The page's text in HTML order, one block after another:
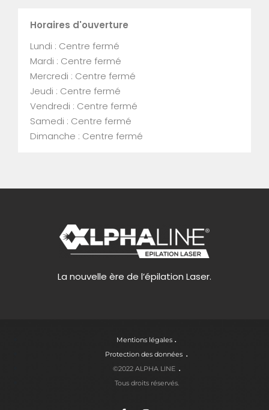
Horaires d'ouverture
Lundi : Centre fermé
Mardi : Centre fermé
Mercredi : Centre fermé
Jeudi : Centre fermé
Vendredi : Centre fermé
Samedi : Centre fermé
Dimanche : Centre fermé
La nouvelle ère de l’épilation Laser.
Mentions légales
Protection des données
©2022 ALPHA LINE
Tous droits réservés.